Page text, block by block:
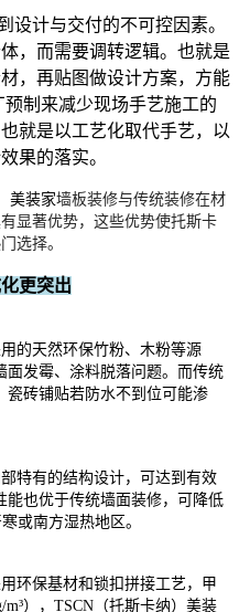
设计与交付的不可控因素。
，而需要调转逻辑。也就是
，再贴图做设计方案，方能
制来减少现场手艺施工的
就是以工艺化取代手艺，以
果的落实。
美装家墙板装修与传统装修在材
显著优势，这些优势使托斯卡
选择。
更突出
的天然环保竹粉、木粉等源
面发霉、涂料脱落问题。而传统
瓷砖铺贴若防水不到位可能渗
特有的结构设计，可达到有效
能也优于传统墙面装修，可降低
或南方湿热地区。
环保基材和锁扣拼接工艺，甲
）， TSCN （托斯卡纳） 美装